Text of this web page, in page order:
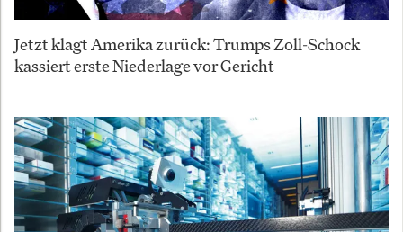
Jetzt klagt Amerika zurück: Trumps Zoll-Schock
kassiert erste Niederlage vor Gericht